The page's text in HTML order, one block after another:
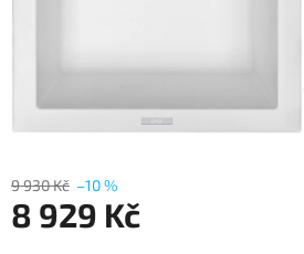
9 930 Kč –10 %
8 929 Kč